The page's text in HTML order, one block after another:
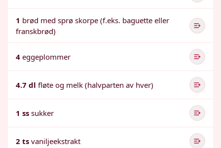
1 brød med sprø skorpe (f.eks. baguette eller
franskbrød)
4 eggeplommer
4.7 dl fløte og melk (halvparten av hver)
1 ss sukker
2 ts vaniljeekstrakt